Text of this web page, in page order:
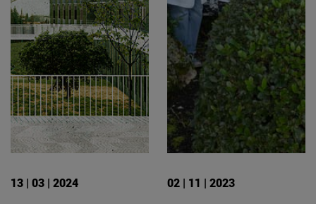
13 | 03 | 2024 02 | 11 | 2023